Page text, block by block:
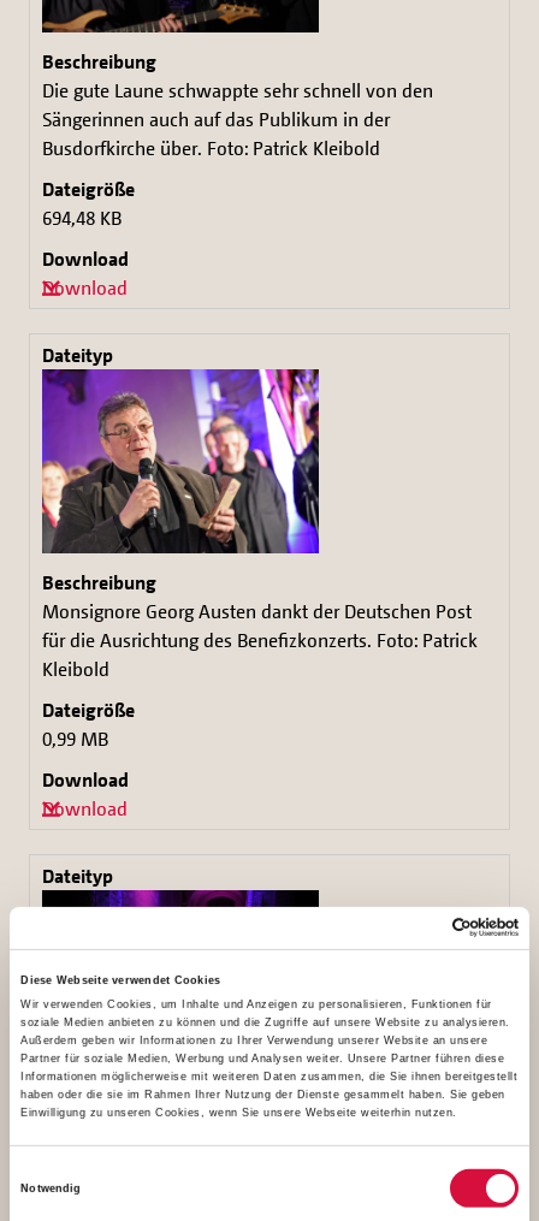
Diese Webseite verwendet Cookies
Wir verwenden Cookies, um Inhalte und Anzeigen zu personalisieren, Funktionen für
soziale Medien anbieten zu können und die Zugriffe auf unsere Website zu analysieren.
Außerdem geben wir Informationen zu Ihrer Verwendung unserer Website an unsere
Partner für soziale Medien, Werbung und Analysen weiter. Unsere Partner führen diese
Informationen möglicherweise mit weiteren Daten zusammen, die Sie ihnen bereitgestellt
haben oder die sie im Rahmen Ihrer Nutzung der Dienste gesammelt haben. Sie geben
Einwilligung zu unseren Cookies, wenn Sie unsere Webseite weiterhin nutzen.
Notwendig
Die gute Laune schwappte sehr schnell von den
Sängerinnen auch auf das Publikum in der
Busdorfkirche über. Foto: Patrick Kleibold
694,48 KB
Download
Monsignore Georg Austen dankt der Deutschen Post
für die Ausrichtung des Benefizkonzerts. Foto: Patrick
Kleibold
0,99 MB
Download